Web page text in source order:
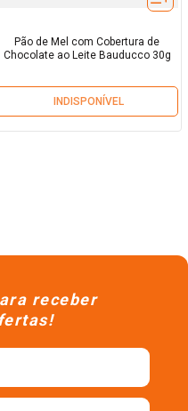
Pão de Mel com Cobertura de
Chocolate ao Leite Bauducco 30g
INDISPONÍVEL
receber